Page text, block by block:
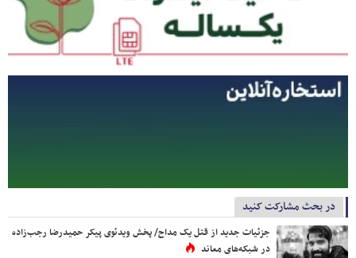
در بحث مشارکت کنید
جزئیات جدید از قتل یک مداح/ پخش ویدئوی پیکر حمیدرضا رجب‌زاده
در شبکه‌های معاند